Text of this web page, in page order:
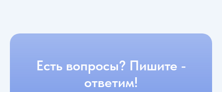
Есть вопросы? Пишите -
ответим!